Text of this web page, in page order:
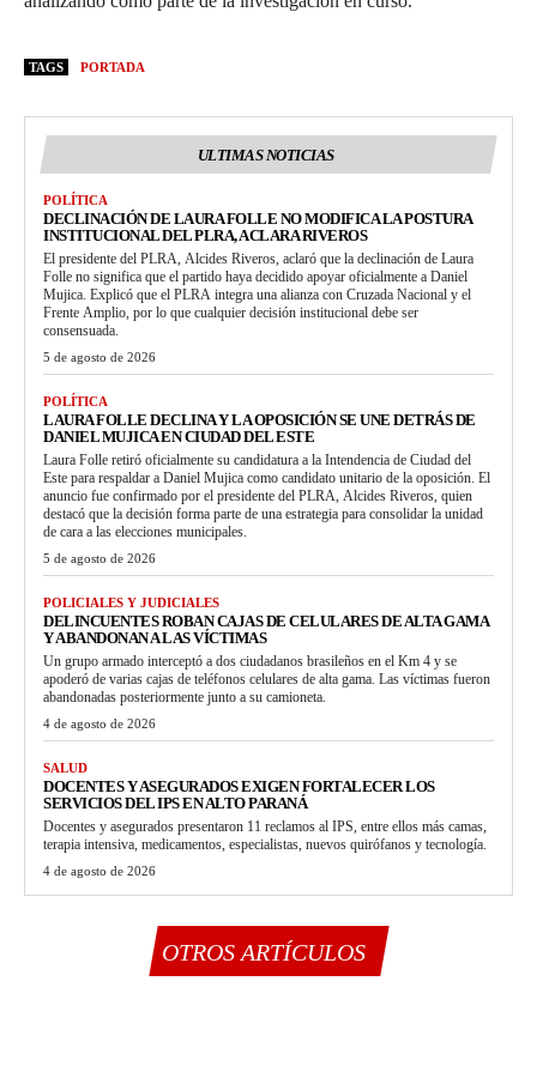
TAGS PORTADA
ULTIMAS NOTICIAS
POLÍTICA
DECLINACIÓN DE LAURA FOLLE NO MODIFICA LA POSTURA
INSTITUCIONAL DEL PLRA, ACLARA RIVEROS
El presidente del PLRA, Alcides Riveros, aclaró que la declinación de Laura
Folle no significa que el partido haya decidido apoyar oficialmente a Daniel
Mujica. Explicó que el PLRA integra una alianza con Cruzada Nacional y el
Frente Amplio, por lo que cualquier decisión institucional debe ser
consensuada.
5 de agosto de 2026
POLÍTICA
LAURA FOLLE DECLINA Y LA OPOSICIÓN SE UNE DETRÁS DE
DANIEL MUJICA EN CIUDAD DEL ESTE
Laura Folle retiró oficialmente su candidatura a la Intendencia de Ciudad del
Este para respaldar a Daniel Mujica como candidato unitario de la oposición. El
anuncio fue confirmado por el presidente del PLRA, Alcides Riveros, quien
destacó que la decisión forma parte de una estrategia para consolidar la unidad
de cara a las elecciones municipales.
5 de agosto de 2026
POLICIALES Y JUDICIALES
DELINCUENTES ROBAN CAJAS DE CELULARES DE ALTA GAMA
Y ABANDONAN A LAS VÍCTIMAS
Un grupo armado interceptó a dos ciudadanos brasileños en el Km 4 y se
apoderó de varias cajas de teléfonos celulares de alta gama. Las víctimas fueron
abandonadas posteriormente junto a su camioneta.
4 de agosto de 2026
SALUD
DOCENTES Y ASEGURADOS EXIGEN FORTALECER LOS
SERVICIOS DEL IPS EN ALTO PARANÁ
Docentes y asegurados presentaron 11 reclamos al IPS, entre ellos más camas,
terapia intensiva, medicamentos, especialistas, nuevos quirófanos y tecnología.
4 de agosto de 2026
OTROS ARTÍCULOS